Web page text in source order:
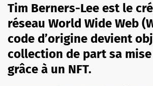
Tim Berners-Lee est le
réseau World Wide Web
code d’origine devient
collection de part sa
grâce à un NFT.